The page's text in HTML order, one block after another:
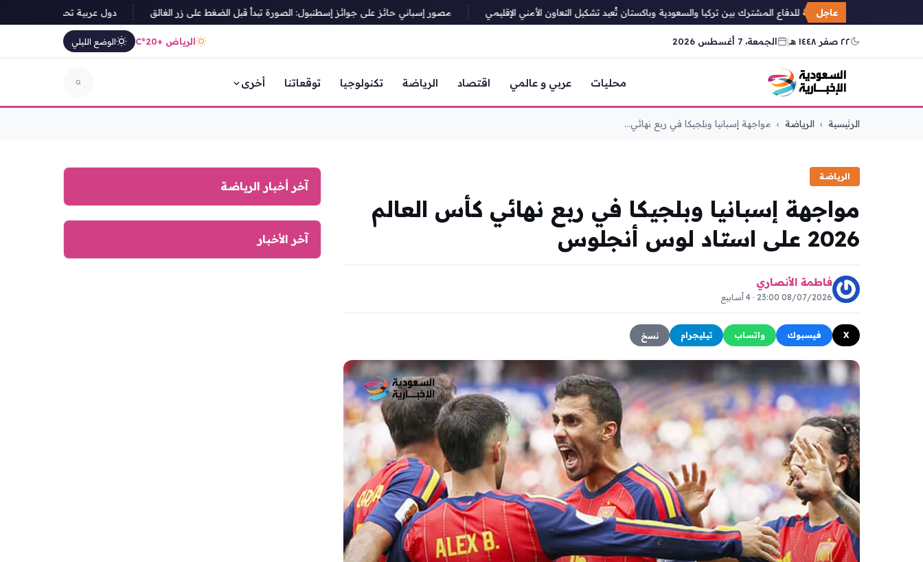
عاجل
اتفاقية مكة للدفاع المشترك بين تركيا والسعودية وباكستان تُعيد تشكيل التعاون الأمني الإقليمي مصور إسباني حائز على جوائز إسطنبول: الصورة تبدأ قبل الضغط على زر الغالق دول عربية تحذر من هجوم
٢٢ صفر ١٤٤٨ هـ | الجمعة، 7 أغسطس 2026 الرياض +20°C الوضع الليلي
محليات عربي و عالمي اقتصاد الرياضة تكنولوجيا توقعاتنا أخرى
الرئيسية › الرياضة › مواجهة إسبانيا وبلجيكا في ربع نهائي...
الرياضة
مواجهة إسبانيا وبلجيكا في ربع نهائي كأس العالم
2026 على استاد لوس أنجلوس
فاطمة الأنصاري
08/07/2026 23:00 · 4 أسابيع
X فيسبوك واتساب تيليجرام نسخ
آخر أخبار الرياضة
آخر الأخبار